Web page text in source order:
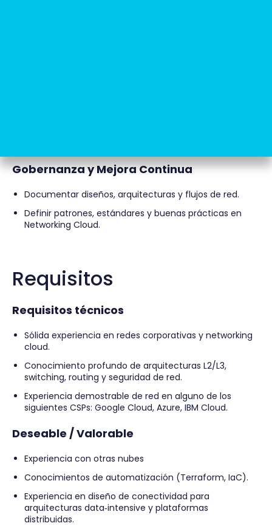
Gobernanza y Mejora Continua
Documentar diseños, arquitecturas y flujos de red.
Definir patrones, estándares y buenas prácticas en
Networking Cloud.
Requisitos
Requisitos técnicos
Sólida experiencia en redes corporativas y networking
cloud.
Conocimiento profundo de arquitecturas L2/L3,
switching, routing y seguridad de red.
Experiencia demostrable de red en alguno de los
siguientes CSPs: Google Cloud, Azure, IBM Cloud.
Deseable / Valorable
Experiencia con otras nubes
Conocimientos de automatización (Terraform, IaC).
Experiencia en diseño de conectividad para
arquitecturas data‑intensive y plataformas
distribuidas.